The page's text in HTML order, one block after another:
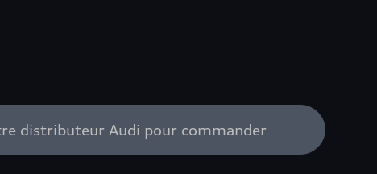
distributeur Audi pour commander